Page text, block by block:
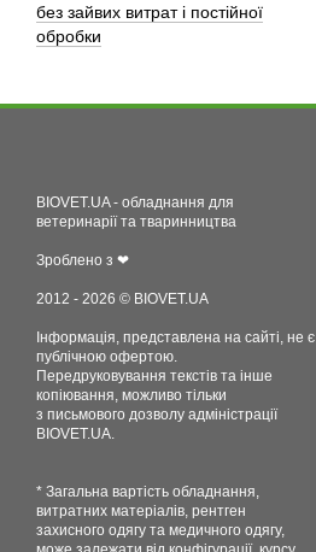
без зайвих витрат і постійної
обробки
BIOVET.UA - обладнання для
ветеринарії та тваринництва
Зроблено з ❤
2012 - 2026 © BIOVET.UA
Інформація, представлена на сайті, не є
публічною офертою.
Передруковування текстів та інше
копіювання, можливо тільки
з письмового дозволу адміністрації
BIOVET.UA.
* Загальна вартість обладнання,
витратних матеріалів, рентген
захисного одягу та медичного одягу,